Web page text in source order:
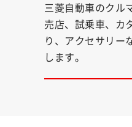
三菱自動車のクル
売店、試乗車、カ
り、アクセサリー
します。